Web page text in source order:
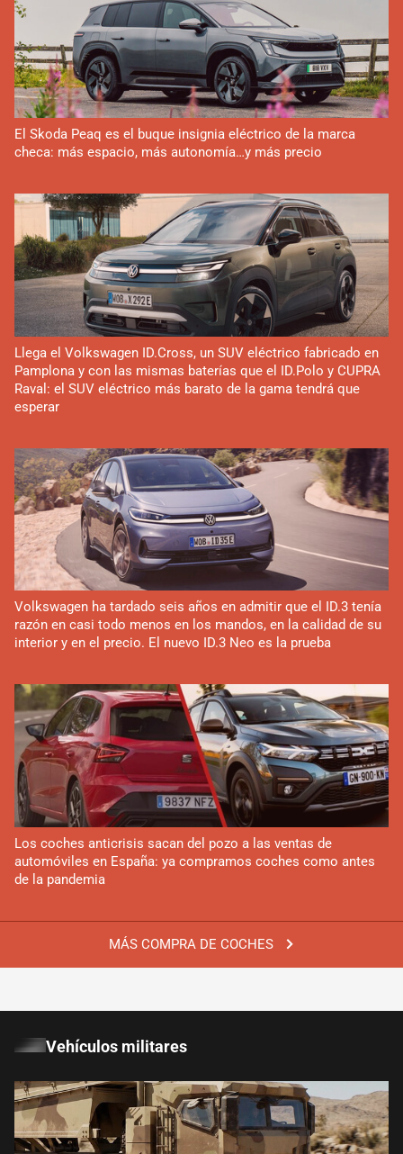
MÁS COMPRA DE COCHES
El Skoda Peaq es el buque insignia eléctrico de la marca
checa: más espacio, más autonomía…y más precio
Llega el Volkswagen ID.Cross, un SUV eléctrico fabricado en
Pamplona y con las mismas baterías que el ID.Polo y CUPRA
Raval: el SUV eléctrico más barato de la gama tendrá que
esperar
Volkswagen ha tardado seis años en admitir que el ID.3 tenía
razón en casi todo menos en los mandos, en la calidad de su
interior y en el precio. El nuevo ID.3 Neo es la prueba
Los coches anticrisis sacan del pozo a las ventas de
automóviles en España: ya compramos coches como antes
de la pandemia
Vehículos militares